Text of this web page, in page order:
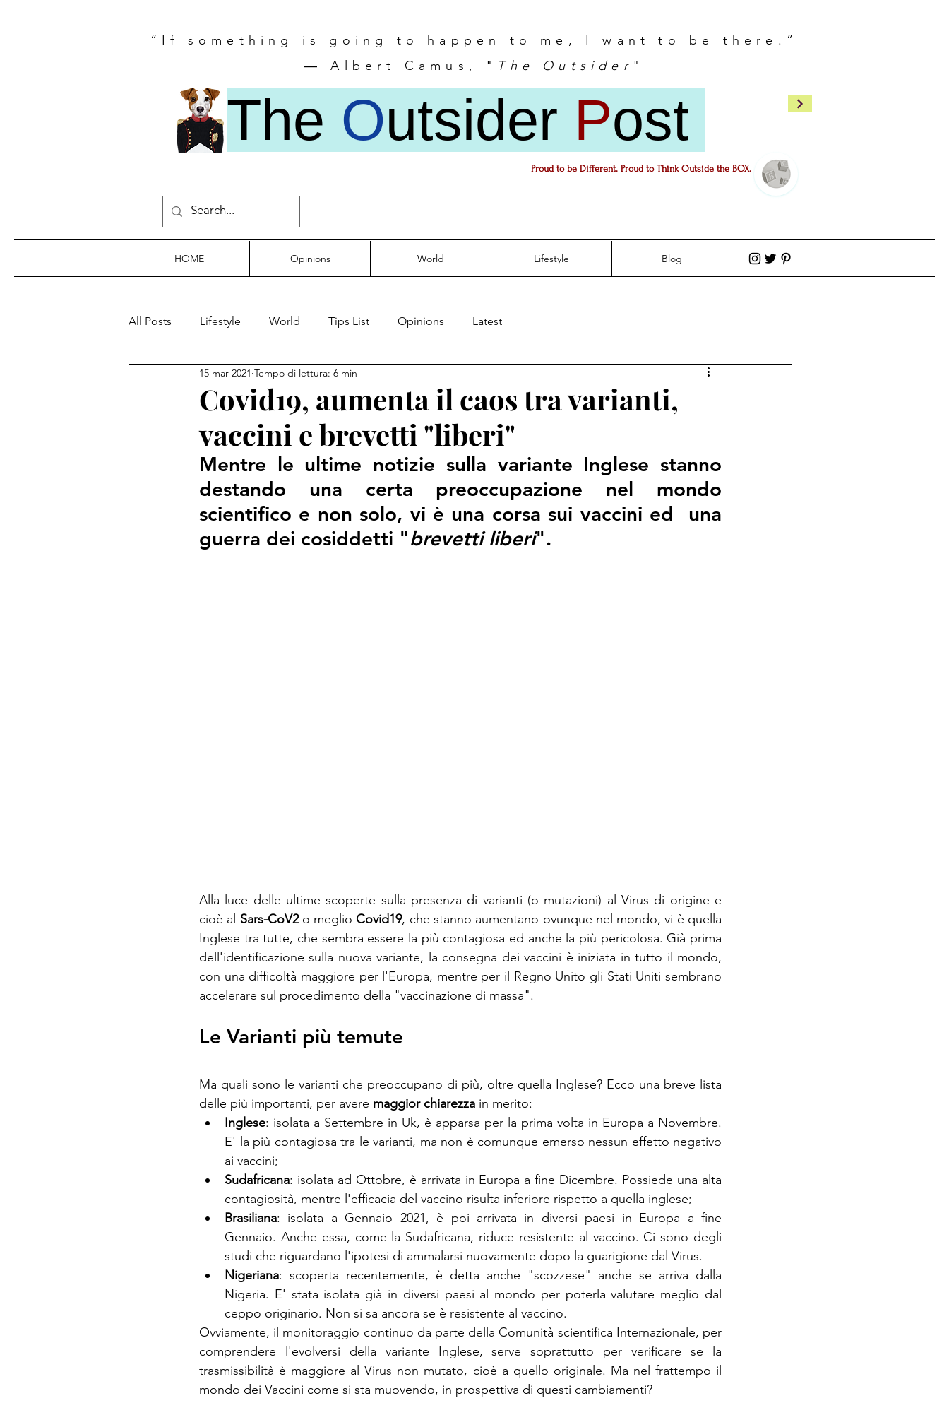
“If something is going to happen to me, I want to be there.”
― Albert Camus, " The Outsider "
The Outsider Post
Proud to be Different. Proud to Think Outside the BOX.
HOME Opinions World Lifestyle Blog
All Posts Lifestyle World Tips List Opinions Latest
Covid19, aumenta il caos tra varianti,
vaccini e brevetti "liberi"
15 mar 2021 Tempo di lettura: 6 min
Mentre le ultime notizie sulla variante Inglese stanno
destando una certa preoccupazione nel mondo
scientifico e non solo, vi è una corsa sui vaccini ed  una
guerra dei cosiddetti "brevetti liberi".
Alla luce delle ultime scoperte sulla presenza di varianti (o mutazioni) al Virus di origine e
cioè al Sars-CoV2 o meglio Covid19, che stanno aumentano ovunque nel mondo, vi è quella
Inglese tra tutte, che sembra essere la più contagiosa ed anche la più pericolosa. Già prima
dell'identificazione sulla nuova variante, la consegna dei vaccini è iniziata in tutto il mondo,
con una difficoltà maggiore per l'Europa, mentre per il Regno Unito gli Stati Uniti sembrano
accelerare sul procedimento della "vaccinazione di massa".
Le Varianti più temute
Ma quali sono le varianti che preoccupano di più, oltre quella Inglese? Ecco una breve lista
delle più importanti, per avere maggior chiarezza in merito:
Inglese: isolata a Settembre in Uk, è apparsa per la prima volta in Europa a Novembre.
E' la più contagiosa tra le varianti, ma non è comunque emerso nessun effetto negativo
ai vaccini;
Sudafricana: isolata ad Ottobre, è arrivata in Europa a fine Dicembre. Possiede una alta
contagiosità, mentre l'efficacia del vaccino risulta inferiore rispetto a quella inglese;
Brasiliana: isolata a Gennaio 2021, è poi arrivata in diversi paesi in Europa a fine
Gennaio. Anche essa, come la Sudafricana, riduce resistente al vaccino. Ci sono degli
studi che riguardano l'ipotesi di ammalarsi nuovamente dopo la guarigione dal Virus.
Nigeriana: scoperta recentemente, è detta anche "scozzese" anche se arriva dalla
Nigeria. E' stata isolata già in diversi paesi al mondo per poterla valutare meglio dal
ceppo originario. Non si sa ancora se è resistente al vaccino.
Ovviamente, il monitoraggio continuo da parte della Comunità scientifica Internazionale, per
comprendere l'evolversi della variante Inglese, serve soprattutto per verificare se la
trasmissibilità è maggiore al Virus non mutato, cioè a quello originale. Ma nel frattempo il
mondo dei Vaccini come si sta muovendo, in prospettiva di questi cambiamenti?